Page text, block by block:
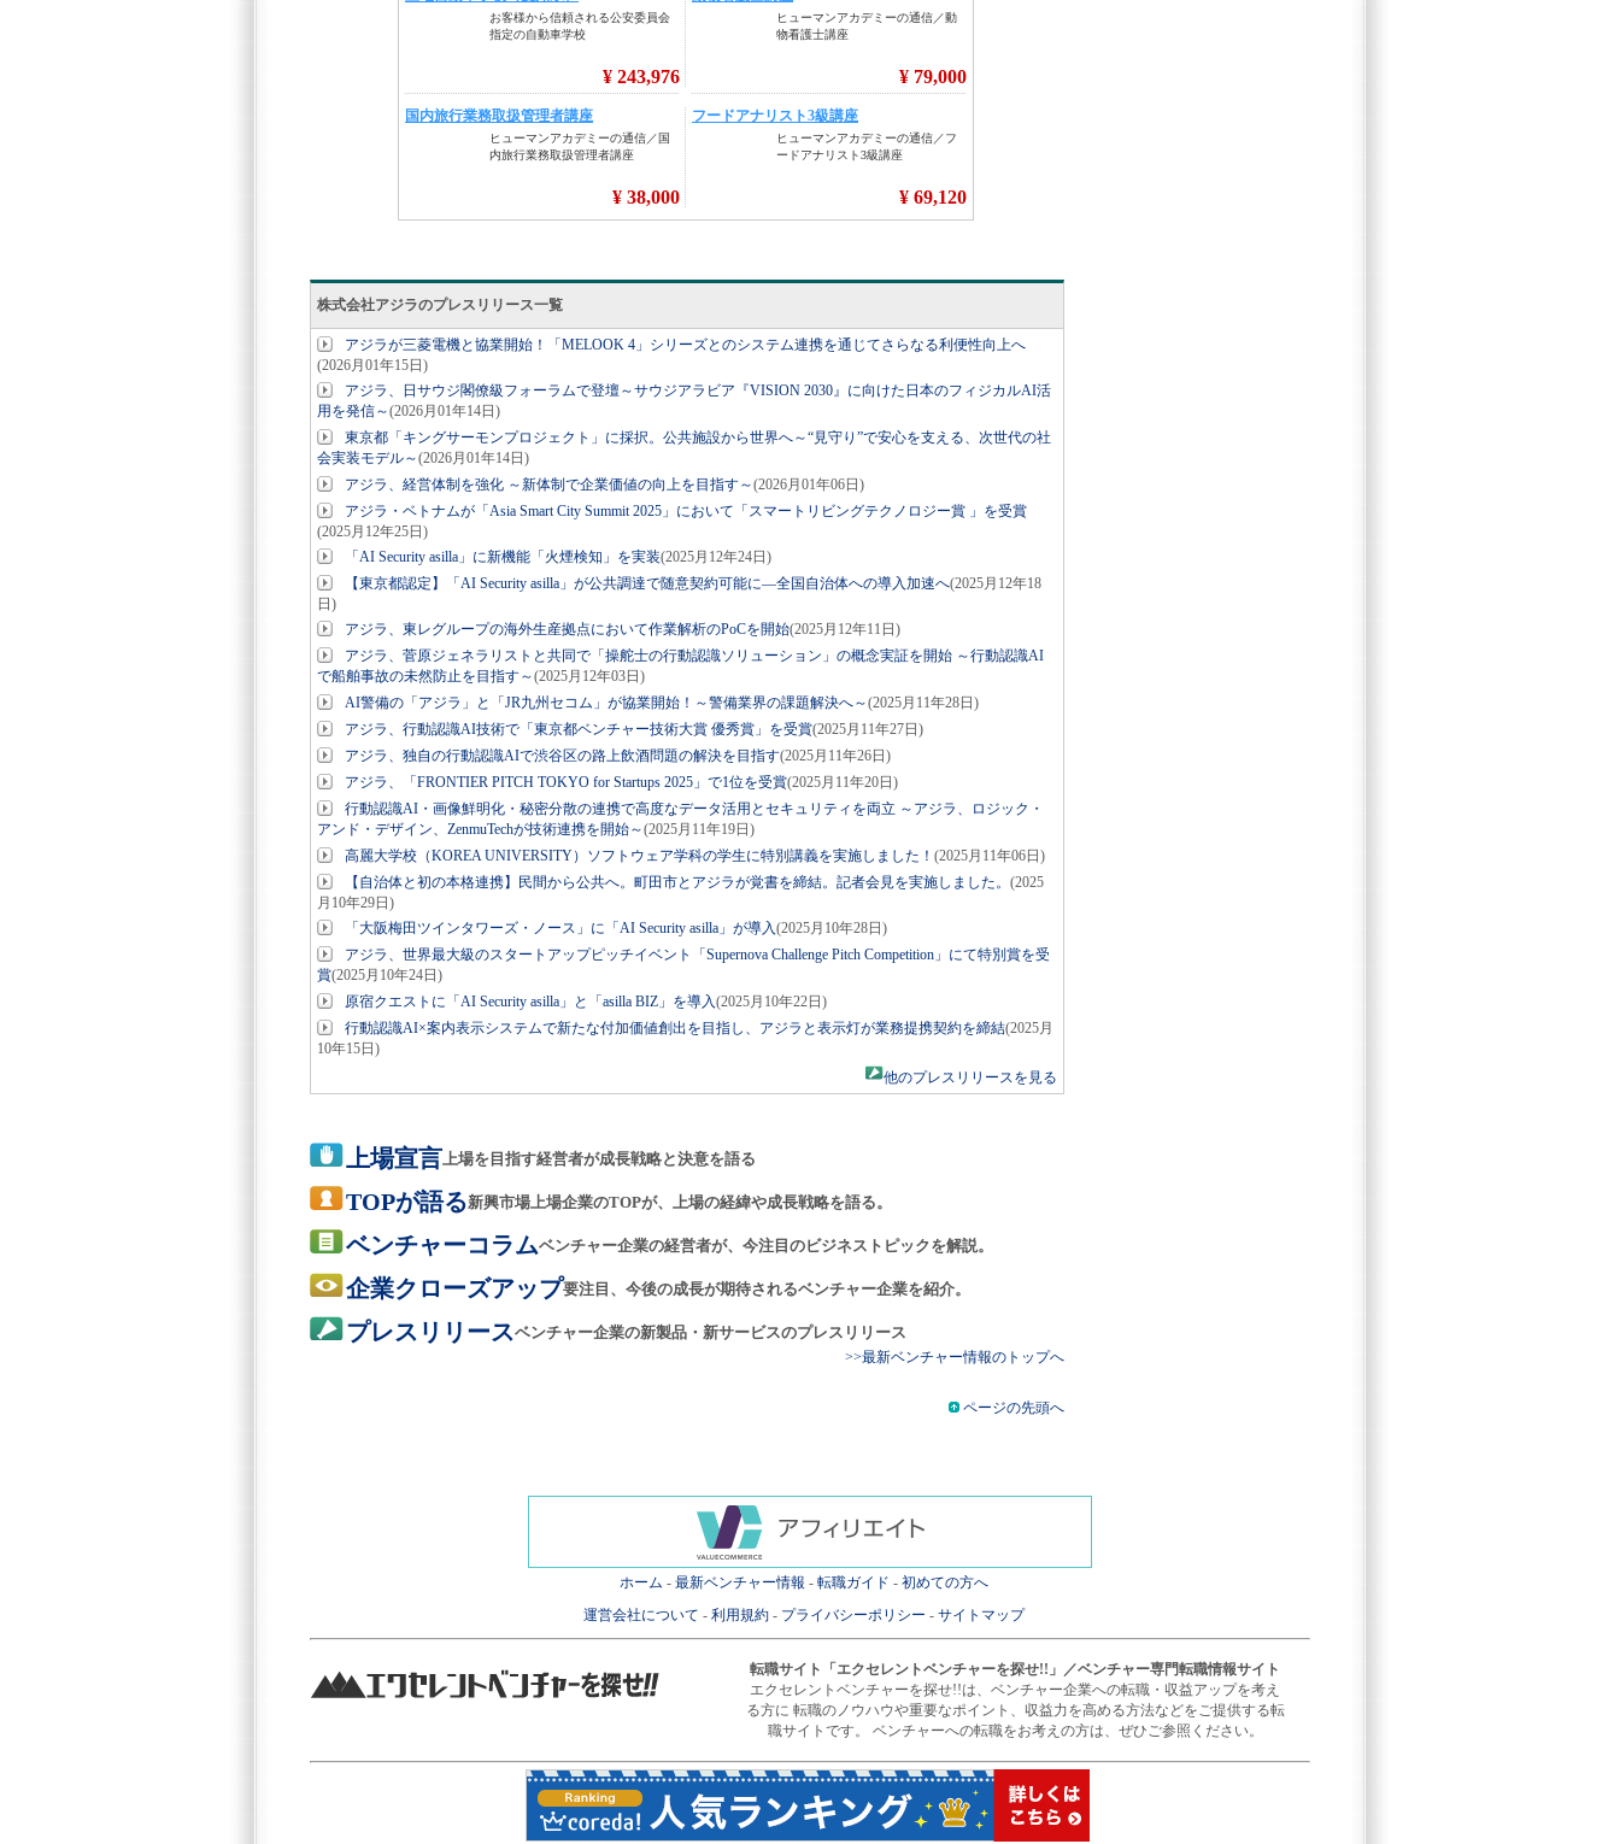
株式会社アジラのプレスリリース一覧
アジラが三菱電機と協業開始！「MELOOK 4」シリーズとのシステム連携を通じてさらなる利便性向上へ
(2026月01年15日)
アジラ、日サウジ閣僚級フォーラムで登壇～サウジアラビア『VISION 2030』に向けた日本のフィジカルAI活
用を発信～(2026月01年14日)
東京都「キングサーモンプロジェクト」に採択。公共施設から世界へ～“見守り”で安心を支える、次世代の社
会実装モデル～(2026月01年14日)
アジラ、経営体制を強化 ～新体制で企業価値の向上を目指す～(2026月01年06日)
アジラ・ベトナムが「Asia Smart City Summit 2025」において「スマートリビングテクノロジー賞 」を受賞
(2025月12年25日)
「AI Security asilla」に新機能「火煙検知」を実装(2025月12年24日)
【東京都認定】「AI Security asilla」が公共調達で随意契約可能に―全国自治体への導入加速へ(2025月12年18
日)
アジラ、東レグループの海外生産拠点において作業解析のPoCを開始(2025月12年11日)
アジラ、菅原ジェネラリストと共同で「操舵士の行動認識ソリューション」の概念実証を開始 ～行動認識AI
で船舶事故の未然防止を目指す～(2025月12年03日)
AI警備の「アジラ」と「JR九州セコム」が協業開始！～警備業界の課題解決へ～(2025月11年28日)
アジラ、行動認識AI技術で「東京都ベンチャー技術大賞 優秀賞」を受賞(2025月11年27日)
アジラ、独自の行動認識AIで渋谷区の路上飲酒問題の解決を目指す(2025月11年26日)
アジラ、「FRONTIER PITCH TOKYO for Startups 2025」で1位を受賞(2025月11年20日)
行動認識AI・画像鮮明化・秘密分散の連携で高度なデータ活用とセキュリティを両立 ～アジラ、ロジック・
アンド・デザイン、ZenmuTechが技術連携を開始～(2025月11年19日)
高麗大学校（KOREA UNIVERSITY）ソフトウェア学科の学生に特別講義を実施しました！ (2025月11年06日)
【自治体と初の本格連携】民間から公共へ。町田市とアジラが覚書を締結。記者会見を実施しました。 (2025
月10年29日)
「大阪梅田ツインタワーズ・ノース」に「AI Security asilla」が導入(2025月10年28日)
アジラ、世界最大級のスタートアップピッチイベント「Supernova Challenge Pitch Competition」にて特別賞を受
賞(2025月10年24日)
原宿クエストに「AI Security asilla」と「asilla BIZ」を導入(2025月10年22日)
行動認識AI×案内表示システムで新たな付加価値創出を目指し、アジラと表示灯が業務提携契約を締結(2025月
10年15日)
他のプレスリリースを見る
上場宣言上場を目指す経営者が成長戦略と決意を語る
TOPが語る新興市場上場企業のTOPが、上場の経緯や成長戦略を語る。
ベンチャーコラムベンチャー企業の経営者が、今注目のビジネストピックを解説。
企業クローズアップ要注目、今後の成長が期待されるベンチャー企業を紹介。
プレスリリースベンチャー企業の新製品・新サービスのプレスリリース
>>最新ベンチャー情報のトップへ
ページの先頭へ
ホーム - 最新ベンチャー情報 - 転職ガイド - 初めての方へ
運営会社について - 利用規約 - プライバシーポリシー - サイトマップ
転職サイト
「エクセレントベンチャーを探せ!!」／ベンチャー専門転職情報サイト
エクセレントベンチャーを探せ!!は、ベンチャー企業への転職・収益アップを考え
る方に 転職のノウハウや重要なポイント、収益力を高める方法などをご提供する転
職サイトです。 ベンチャーへの転職をお考えの方は、ぜひご参照ください。